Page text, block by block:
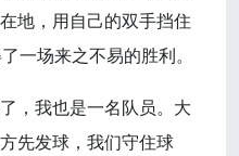
地，用自己的双手挡住
一场来之不易的胜利。
，我也是一名队员。大
先发球，我们守住球